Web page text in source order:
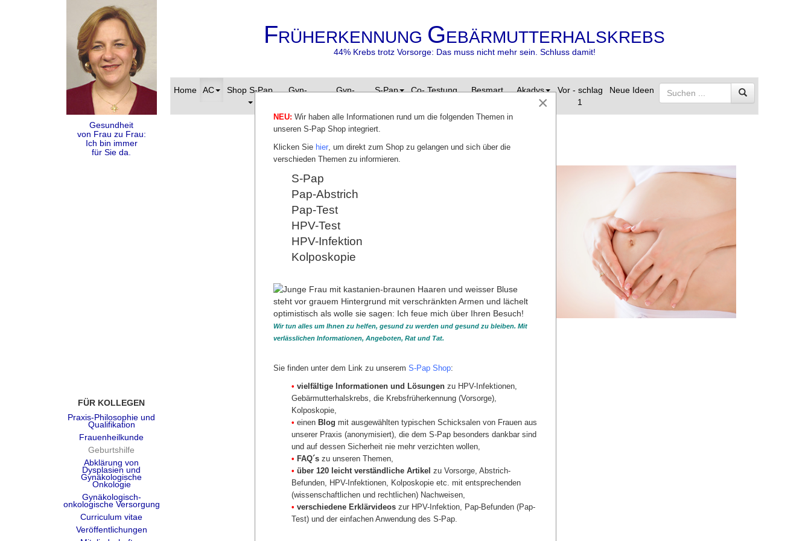
FRÜHERKENNUNG GEBÄRMUTTERHALSKREBS
44% Krebs trotz Vorsorge: Das muss nicht mehr sein. Schluss damit!
Home AC Shop S-Pap
Gyn-
Gyn-
S-Pap Co- Testung
Besmart
Akadys
Vor - schlag
1
Neue Ideen
Gesundheit
von Frau zu Frau:
Ich bin immer
für Sie da.
Geburtshilfe
Erkrankungen der Mutter, z.B. Diabetes,
Bluthochdruck u.a. in Kooperation mit
besten Geburtshelfern und Kliniken
Akne-Beratung und andere Hautprobleme,
auch in Zusammenarbeit mit Hautärzten.
FÜR KOLLEGEN
Praxis-Philosophie und
Qualifikation
Frauenheilkunde
Geburtshilfe
Abklärung von
Dysplasien und
Gynäkologische
Onkologie
Gynäkologisch-
onkologische Versorgung
Curriculum vitae
Veröffentlichungen
×
NEU: Wir haben alle Informationen rund um die folgenden Themen in
unseren S-Pap Shop integriert.
Klicken Sie hier , um direkt zum Shop zu gelangen und sich über die
verschieden Themen zu informieren.
S-Pap
Pap-Abstrich
Pap-Test
HPV-Test
HPV-Infektion
Kolposkopie
Wir tun alles um Ihnen zu helfen, gesund zu werden und gesund zu bleiben. Mit
verlässlichen Informationen, Angeboten, Rat und Tat.
Sie finden unter dem Link zu unserem S-Pap Shop:
• vielfältige Informationen und Lösungen zu HPV-Infektionen,
Gebärmutterhalskrebs, die Krebsfrüherkennung (Vorsorge),
Kolposkopie,
• einen Blog mit ausgewählten typischen Schicksalen von Frauen aus
unserer Praxis (anonymisiert), die dem S-Pap besonders dankbar sind
und auf dessen Sicherheit nie mehr verzichten wollen,
• FAQ´s zu unseren Themen,
• über 120 leicht verständliche Artikel zu Vorsorge, Abstrich-
Befunden, HPV-Infektionen, Kolposkopie etc. mit entsprechenden
(wissenschaftlichen und rechtlichen) Nachweisen,
• verschiedene Erklärvideos zur HPV-Infektion, Pap-Befunden (Pap-
Test) und der einfachen Anwendung des S-Pap.